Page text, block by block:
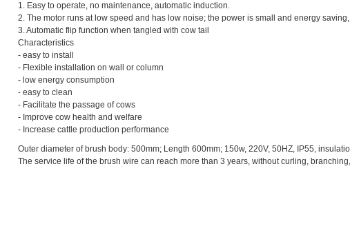
1. Easy to operate, no maintenance, automatic induction.
2. The motor runs at low speed and has low noise; the power is small and energy
3. Automatic flip function when tangled with cow tail
Characteristics
- easy to install
- Flexible installation on wall or column
- low energy consumption
- easy to clean
- Facilitate the passage of cows
- Improve cow health and welfare
- Increase cattle production performance
Outer diameter of brush body: 500mm; Length 600mm; 150w, 220V, 50HZ, IP55,
The service life of the brush wire can reach more than 3 years, without curling,